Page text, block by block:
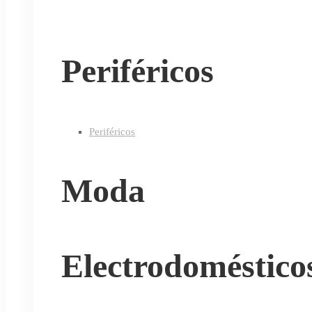
Periféricos
Periféricos
Moda